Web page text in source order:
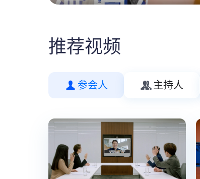
推荐视频
参会人 主持人